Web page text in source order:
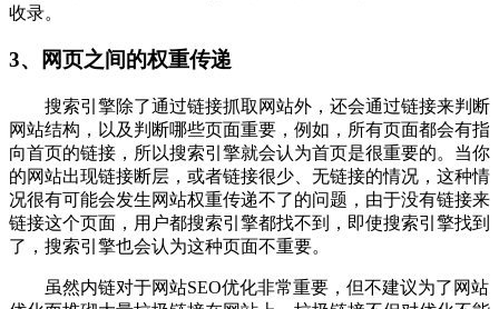
收录。
3、网页之间的权重传递
搜索引擎除了通过链接抓取网站外，还会通过链接来判断
网站结构，以及判断哪些页面重要，例如，所有页面都会有指
向首页的链接，所以搜索引擎就会认为首页是很重要的。当你
的网站出现链接断层，或者链接很少、无链接的情况，这种情
况很有可能会发生网站权重传递不了的问题，由于没有链接来
链接这个页面，用户都搜索引擎都找不到，即使搜索引擎找到
了，搜索引擎也会认为这种页面不重要。
虽然内链对于网站SEO优化非常重要，但不建议为了网站